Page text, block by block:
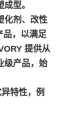
型。
化剂、改性
品，以满足
提供从
级产品，始
特性，例